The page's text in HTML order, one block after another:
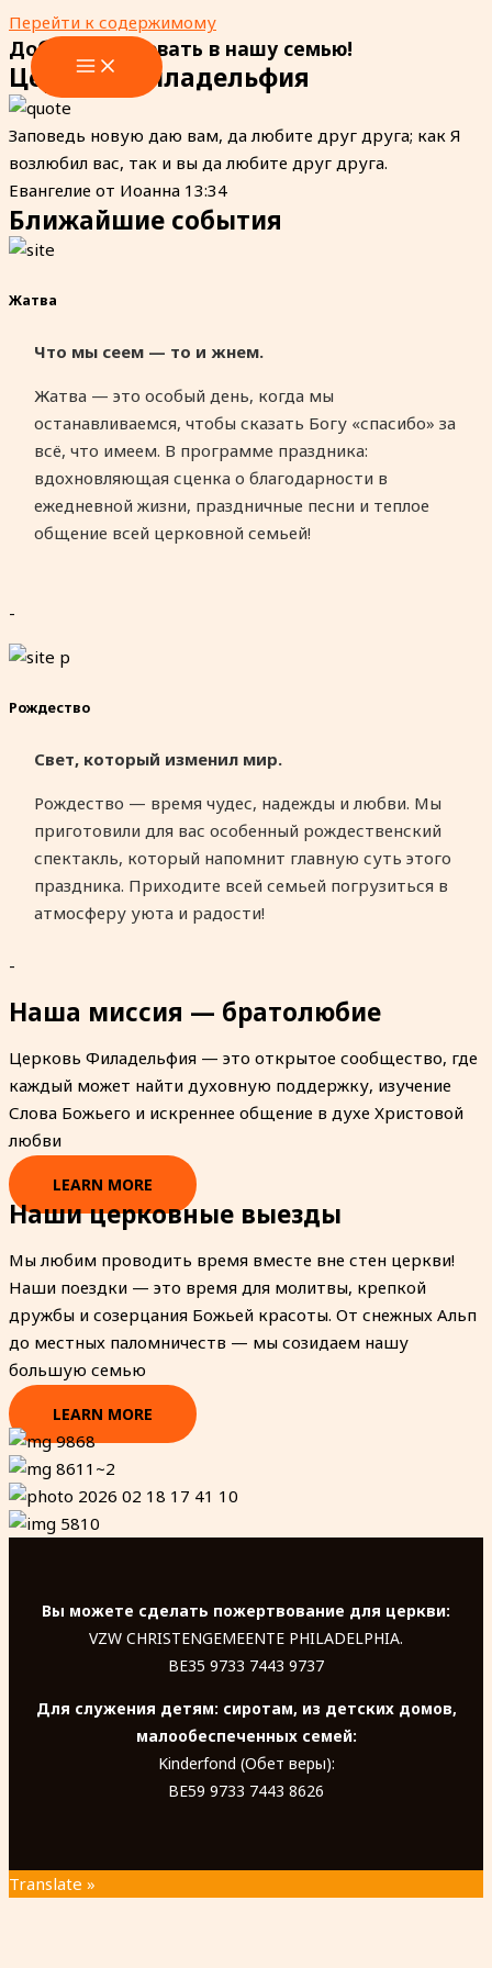
Перейти к содержимому
Добро пожаловать в нашу семью!
Церковь Филадельфия
Заповедь новую даю вам, да любите друг друга; как Я
возлюбил вас, так и вы да любите друг друга.
Евангелие от Иоанна 13:34
Ближайшие события
Жатва
Что мы сеем — то и жнем.
Жатва — это особый день, когда мы
останавливаемся, чтобы сказать Богу «спасибо» за
всё, что имеем. В программе праздника:
вдохновляющая сценка о благодарности в
ежедневной жизни, праздничные песни и теплое
общение всей церковной семьей!
-
Рождество
Свет, который изменил мир.
Рождество — время чудес, надежды и любви. Мы
приготовили для вас особенный рождественский
спектакль, который напомнит главную суть этого
праздника. Приходите всей семьей погрузиться в
атмосферу уюта и радости!
-
Наша миссия — братолюбие
Церковь Филадельфия — это открытое сообщество, где
каждый может найти духовную поддержку, изучение
Слова Божьего и искреннее общение в духе Христовой
любви
LEARN MORE
Наши церковные выезды
Мы любим проводить время вместе вне стен церкви!
Наши поездки — это время для молитвы, крепкой
дружбы и созерцания Божьей красоты. От снежных Альп
до местных паломничеств — мы созидаем нашу
большую семью
LEARN MORE
Вы можете сделать пожертвование для церкви:
VZW CHRISTENGEMEENTE PHILADELPHIA.
BE35 9733 7443 9737
Для служения детям: сиротам, из детских домов,
малообеспеченных семей:
Kinderfond (Обет веры):
BE59 9733 7443 8626
Translate »